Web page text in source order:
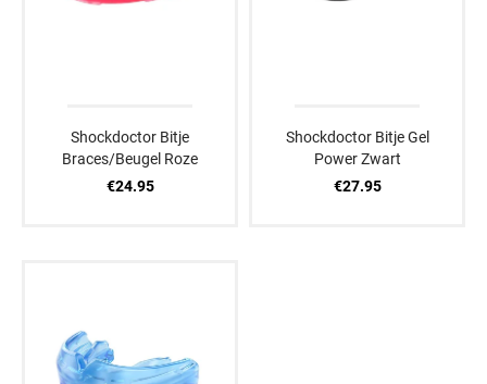
Shockdoctor Bitje
Braces/Beugel Roze
€24.95
Shockdoctor Bitje Gel
Power Zwart
€27.95